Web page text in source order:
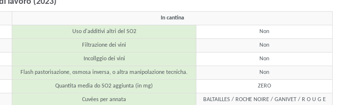
In cantina
Uso d'additivi altri del SO2 Non
Filtrazione dei vini Non
Incollggio dei vini Non
Flash pastorisazione, osmosa inversa, o altra manipolazione tecnicha. Non
Quantita media do SO2 aggiunta (in mg) ZERO
Cuvées per annata BALTAILLES / ROCHE NOIRE / GANIVET / R O U G E